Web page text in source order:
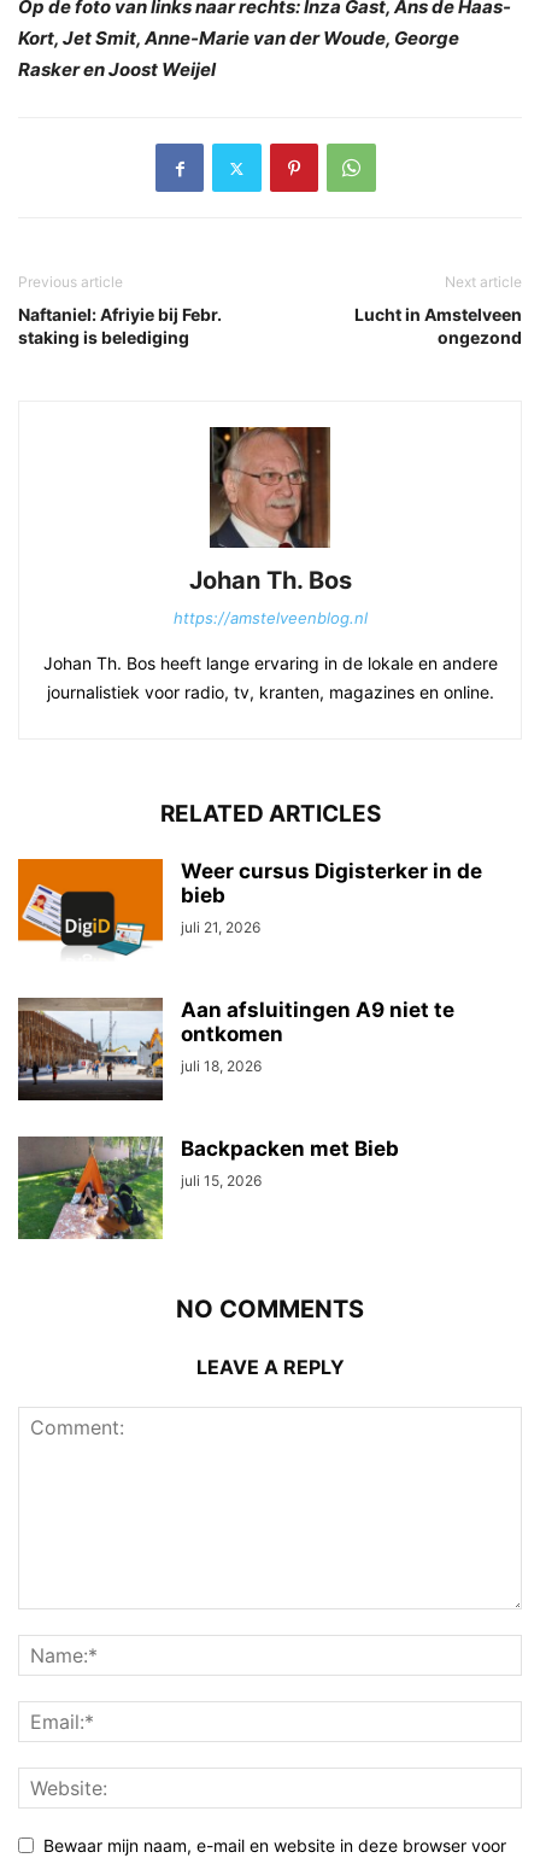
Op de foto van links naar rechts: Inza Gast, Ans de Haas-
Kort, Jet Smit, Anne-Marie van der Woude, George
Rasker en Joost Weijel
Previous article
Naftaniel: Afriyie bij Febr.
staking is belediging
Next article
Lucht in Amstelveen
ongezond
Johan Th. Bos
https://amstelveenblog.nl
Johan Th. Bos heeft lange ervaring in de lokale en andere
journalistiek voor radio, tv, kranten, magazines en online.
RELATED ARTICLES
Weer cursus Digisterker in de
bieb
juli 21, 2026
Aan afsluitingen A9 niet te
ontkomen
juli 18, 2026
Backpacken met Bieb
juli 15, 2026
NO COMMENTS
LEAVE A REPLY
Bewaar mijn naam, e-mail en website in deze browser voor